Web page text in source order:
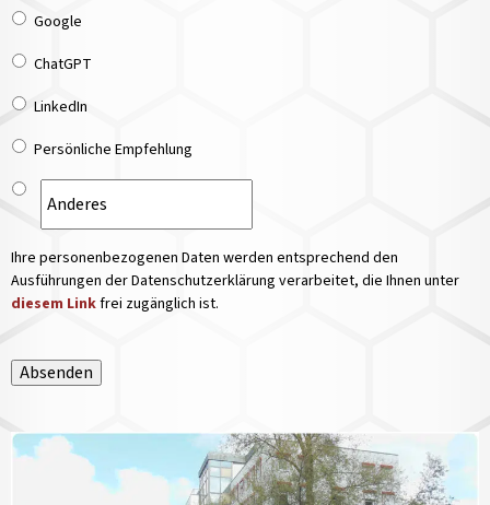
Google
ChatGPT
LinkedIn
Persönliche Empfehlung
Ihre personenbezogenen Daten werden entsprechend den
Ausführungen der Datenschutzerklärung verarbeitet, die Ihnen unter
diesem Linkfrei zugänglich ist.
Absenden